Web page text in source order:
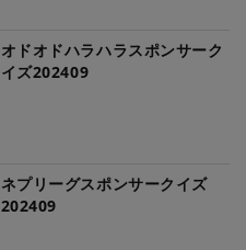
オドオドハラハラスポンサーク
イズ202409
ネプリーグスポンサークイズ
202409